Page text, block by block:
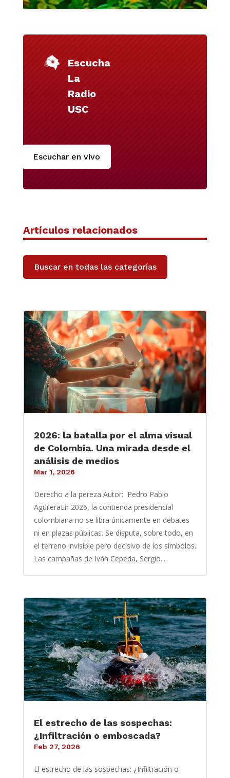
Escucha
La
Radio
USC
Escuchar en vivo
Artículos relacionados
Buscar en todas las categorías
2026: la batalla por el alma visual
de Colombia. Una mirada desde el
análisis de medios
Mar 1, 2026
Derecho a la pereza Autor: Pedro Pablo
AguileraEn 2026, la contienda presidencial
colombiana no se libra únicamente en debates
ni en plazas públicas. Se disputa, sobre todo, en
el terreno invisible pero decisivo de los símbolos.
Las campañas de Iván Cepeda, Sergio...
El estrecho de las sospechas:
¿Infiltración o emboscada?
Feb 27, 2026
El estrecho de las sospechas: ¿Infiltración o